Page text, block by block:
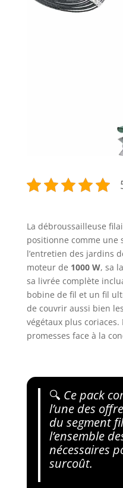
La débroussailleuse
positionne comme une
l’entretien des jardins
moteur de 1000 W, sa
sa livrée complète
bobine de fil et un fil
de couvrir aussi bien
végétaux plus
promesses face à la
🔍 Ce pack
l’une des
du segment
l’ensemble
nécessaires
surcoût.